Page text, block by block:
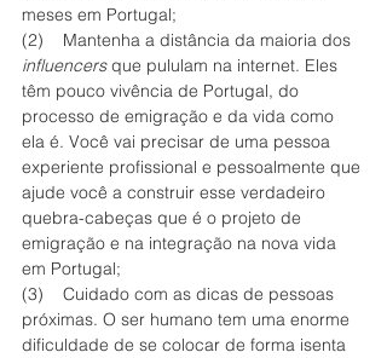
meses em Portugal;
(2)    Mantenha a distância da maioria dos
influencers que pululam na internet. Eles
têm pouco vivência de Portugal, do
processo de emigração e da vida como
ela é. Você vai precisar de uma pessoa
experiente profissional e pessoalmente que
ajude você a construir esse verdadeiro
quebra-cabeças que é o projeto de
emigração e na integração na nova vida
em Portugal;
(3)    Cuidado com as dicas de pessoas
próximas. O ser humano tem uma enorme
dificuldade de se colocar de forma isenta